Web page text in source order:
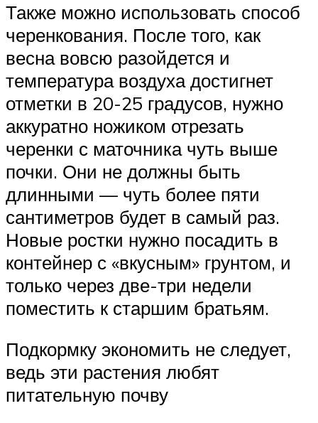
Также можно использовать способ
черенкования. После того, как
весна вовсю разойдется и
температура воздуха достигнет
отметки в 20-25 градусов, нужно
аккуратно ножиком отрезать
черенки с маточника чуть выше
почки. Они не должны быть
длинными — чуть более пяти
сантиметров будет в самый раз.
Новые ростки нужно посадить в
контейнер с «вкусным» грунтом, и
только через две-три недели
поместить к старшим братьям.
Подкормку экономить не следует,
ведь эти растения любят
питательную почву